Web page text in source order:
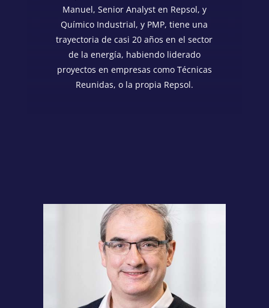
Manuel, Senior Analyst en Repsol, y
Químico Industrial, y PMP, tiene una
trayectoria de casi 20 años en el sector
de la energía, habiendo liderado
proyectos en empresas como Técnicas
Reunidas, o la propia Repsol.